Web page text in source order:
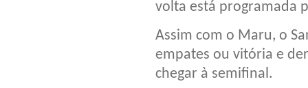
volta está programada
Assim com o Maru, o
empates ou vitória e
chegar à semifinal.